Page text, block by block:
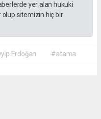
yer alan hukuki
sitemizin hiç bir
Erdoğan #atama